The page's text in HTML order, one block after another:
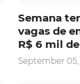
Semana
vagas de
R$ 6 mil
September